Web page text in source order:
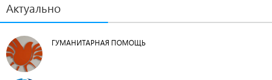
Актуально
ГУМАНИТАРНАЯ ПОМОЩЬ